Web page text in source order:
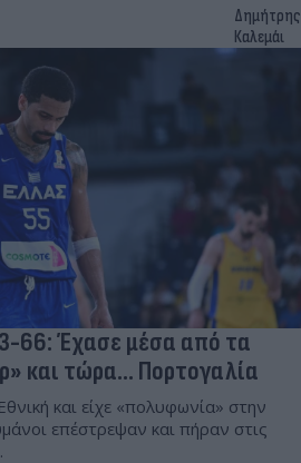
Δημήτρης
Καλεμάι
66: Έχασε μέσα από τα
και τώρα... Πορτογαλία
και είχε «πολυφωνία» στην
επέστρεψαν και πήραν στις